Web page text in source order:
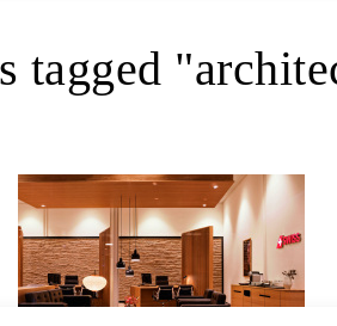
tagged